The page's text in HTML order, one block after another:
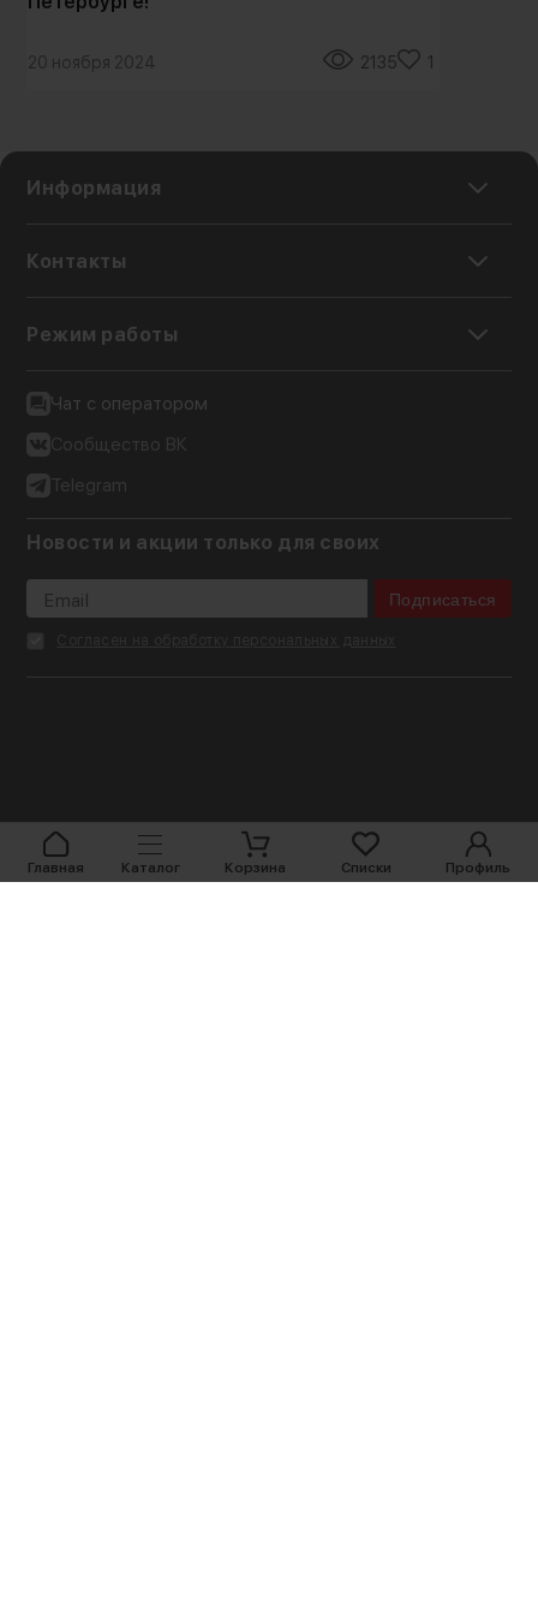
Главная Каталог Корзина Списки Профиль
20 ноября 2024 2135 1
Информация
Контакты
Режим работы
Чат с оператором
Сообщество ВК
Telegram
Новости и акции только для своих
Подписаться